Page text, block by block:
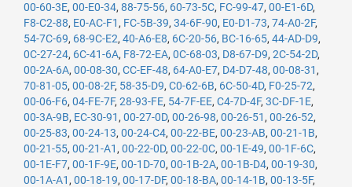
00-60-3E, 00-E0-34, 88-75-56, 60-73-5C, FC-99-47, 00-E1-6D,
F8-C2-88, E0-AC-F1 , FC-5B-39, 34-6F-90, E0-D1-73, 74-A0-2F,
54-7C-69, 68-9C-E2, 40-A6-E8, 6C-20-56, BC-16-65, 44-AD-D9,
0C-27-24, 6C-41-6A, F8-72-EA, 0C-68-03, D8-67-D9, 2C-54-2D,
00-2A-6A, 00-08-30, CC-EF-48, 64-A0-E7, D4-D7-48, 00-08-31 ,
70-81-05, 00-08-2F, 58-35-D9, C0-62-6B, 6C-50-4D, F0-25-72,
00-06-F6, 04-FE-7F, 28-93-FE, 54-7F-EE, C4-7D-4F, 3C-DF-1E,
00-3A-9B, EC-30-91 , 00-27-0D, 00-26-98, 00-26-51 , 00-26-52,
00-25-83, 00-24-13, 00-24-C4, 00-22-BE, 00-23-AB, 00-21-1B,
00-21-55, 00-21-A1 , 00-22-0D, 00-22-0C, 00-1E-49, 00-1F-6C,
00-1E-F7, 00-1F-9E, 00-1D-70, 00-1B-2A, 00-1B-D4, 00-19-30,
00-1A-A1 , 00-18-19, 00-17-DF, 00-18-BA, 00-14-1B, 00-13-5F,